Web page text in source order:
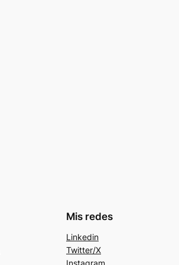
Mis redes
Linkedin
Twitter/X
Instagram